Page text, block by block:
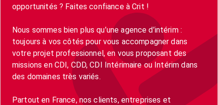
opportunités ? Faites confiance à Crit !
Nous sommes bien plus qu’une agence d’intérim :
toujours à vos côtés pour vous accompagner dans
votre projet professionnel, en vous proposant des
missions en CDI, CDD, CDI Intérimaire ou Intérim dans
des domaines très variés.
Partout en France, nos clients, entreprises et